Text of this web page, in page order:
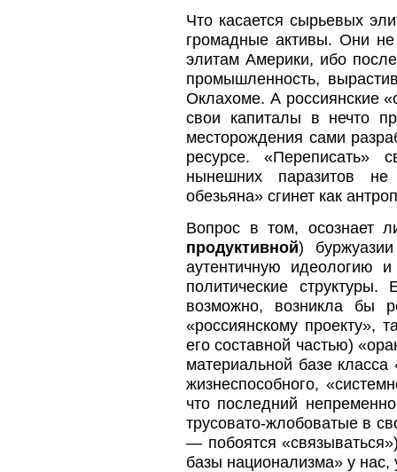
Что касается сырьевых
громадные активы. Они
элитам Америки, ибо
промышленность,
Оклахоме. А россиянские
свои капиталы в нечто
месторождения сами
ресурсе. «Переписать»
нынешних паразитов не
обезьяна» сгинет как
Вопрос в том, осознает
продуктивной)
аутентичную идеологию
политические
возможно, возникла бы
«россиянскому проекту»,
его составной частью)
материальной базе
жизнеспособного,
что последний
трусовато-жлобоватые в
— побоятся
базы национализма» у нас,